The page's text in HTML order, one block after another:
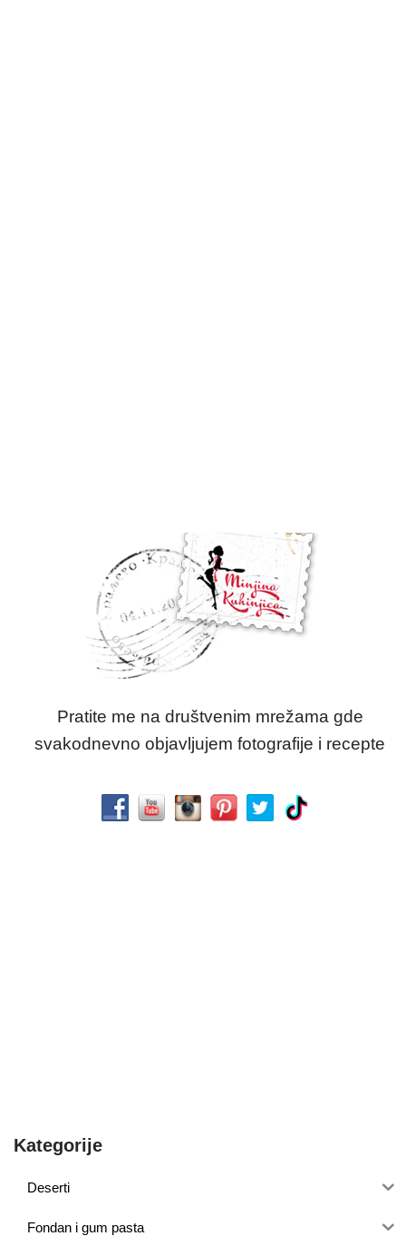
Pratite me na društvenim mrežama gde
svakodnevno objavljujem fotografije i recepte
Kategorije
Deserti
Fondan i gum pasta